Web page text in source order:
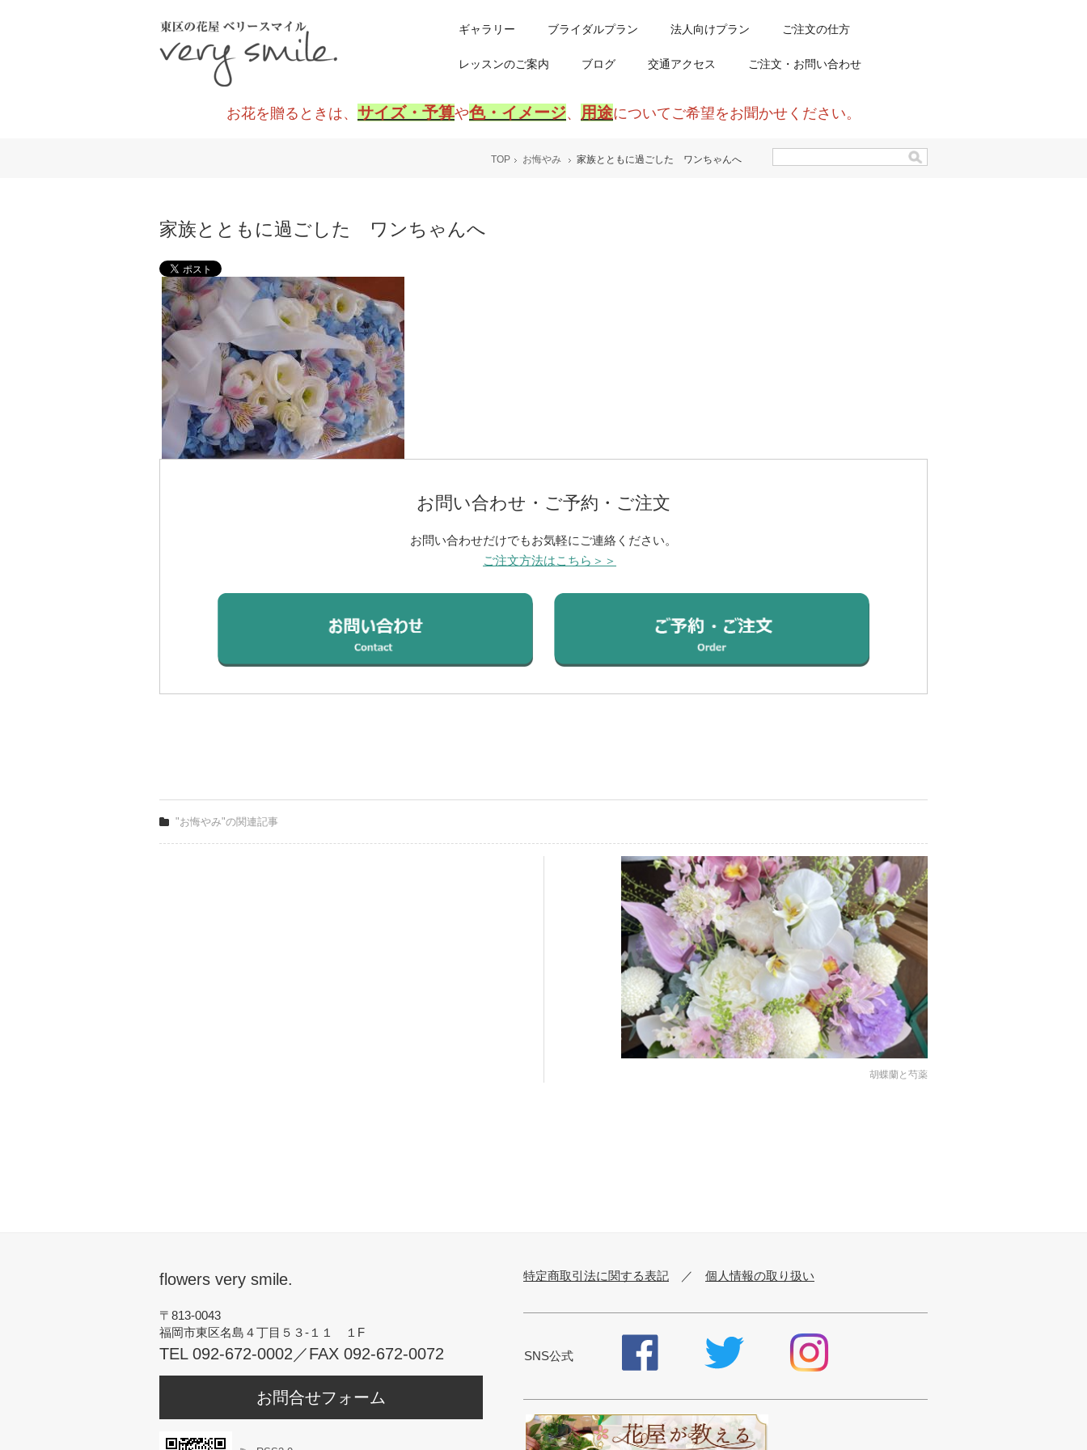
ギャラリー ブライダルプラン 法人向けプラン ご注文の仕方
レッスンのご案内 ブログ 交通アクセス ご注文・お問い合わせ
お花を贈るときは、 サイズ・予算や色・イメージ、 用途についてご希望をお聞かせください。
TOP お悔やみ 家族とともに過ごした ワンちゃんへ
家族とともに過ごした ワンちゃんへ
お問い合わせ・ご予約・ご注文
お問い合わせだけでもお気軽にご連絡ください。
ご注文方法はこちら＞＞
"お悔やみ"の関連記事
胡蝶蘭と芍薬
flowers very smile.
〒813-0043
福岡市東区名島４丁目５３-１１ １F
TEL 092-672-0002／FAX 092-672-0072
お問合せフォーム
特定商取引法に関する表記 ／ 個人情報の取り扱い
SNS公式